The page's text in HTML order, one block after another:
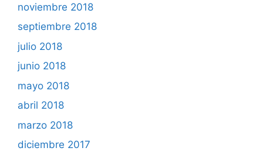
noviembre 2018
septiembre 2018
julio 2018
junio 2018
mayo 2018
abril 2018
marzo 2018
diciembre 2017